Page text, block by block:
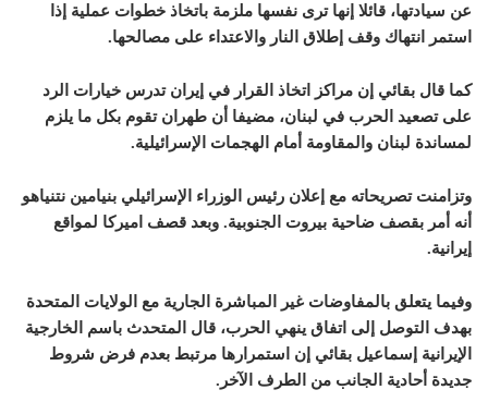
عن سيادتها، قائلا إنها ترى نفسها ملزمة باتخاذ خطوات عملية إذا
استمر انتهاك وقف إطلاق النار والاعتداء على مصالحها.
كما قال بقائي إن مراكز اتخاذ القرار في إيران تدرس خيارات الرد
على تصعيد الحرب في لبنان، مضيفا أن طهران تقوم بكل ما يلزم
لمساندة لبنان والمقاومة أمام الهجمات الإسرائيلية.
وتزامنت تصريحاته مع إعلان رئيس الوزراء الإسرائيلي بنيامين نتنياهو
أنه أمر بقصف ضاحية بيروت الجنوبية. وبعد قصف اميركا لمواقع
إيرانية.
وفيما يتعلق بالمفاوضات غير المباشرة الجارية مع الولايات المتحدة
بهدف التوصل إلى اتفاق ينهي الحرب، قال المتحدث باسم الخارجية
الإيرانية إسماعيل بقائي إن استمرارها مرتبط بعدم فرض شروط
جديدة أحادية الجانب من الطرف الآخر.